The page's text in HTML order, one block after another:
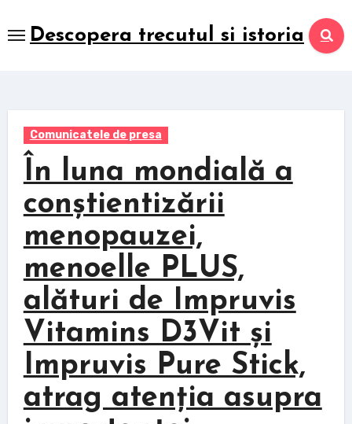
to
Descopera trecutul si istoria
Comunicatele de presa
În luna mondială a
conștientizării
menopauzei,
menoelle PLUS,
alături de Impruvis
Vitamins D3Vit și
Impruvis Pure Stick,
atrag atenția asupra